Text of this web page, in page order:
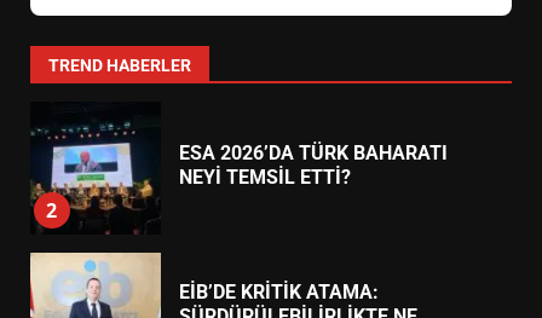
TREND HABERLER
1
HAREKETE GEÇİYOR: GÖZLER
2
ESA 2026’DA TÜRK BAHARATI
NEYİ TEMSİL ETTİ?
EİB’DE KRİTİK ATAMA: